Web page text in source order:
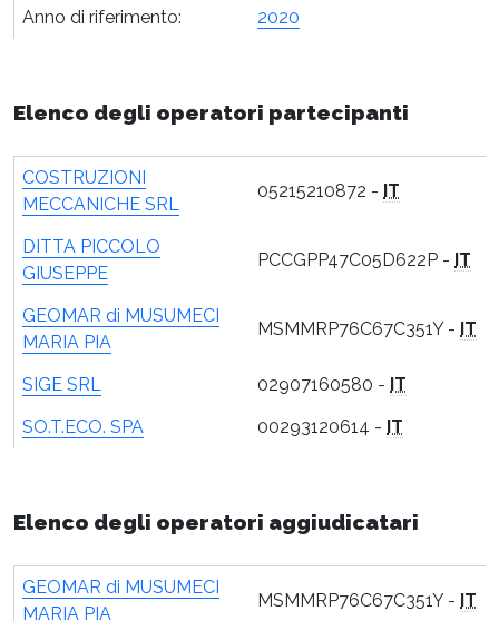
Anno di riferimento:
2020
Elenco degli operatori partecipanti
COSTRUZIONI
MECCANICHE SRL
05215210872 - IT
DITTA PICCOLO
GIUSEPPE
PCCGPP47C05D622P - IT
GEOMAR di MUSUMECI
MARIA PIA
MSMMRP76C67C351Y - IT
SIGE SRL 02907160580 - IT
SO.T.ECO. SPA
00293120614 - IT
Elenco degli operatori aggiudicatari
GEOMAR di MUSUMECI
MARIA PIA
MSMMRP76C67C351Y - IT